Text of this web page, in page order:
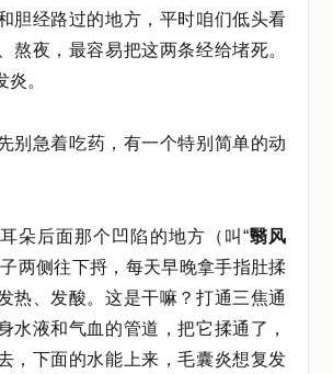
胆经路过的地方，平时咱们低头看
熬夜，最容易把这两条经给堵死。
。
别急着吃药，有一个特别简单的动
朵后面那个凹陷的地方（叫“翳风
两侧往下捋，每天早晚拿手指肚揉
热、发酸。这是干嘛？打通三焦通
水液和气血的管道，把它揉通了，
，下面的水能上来，毛囊炎想复发